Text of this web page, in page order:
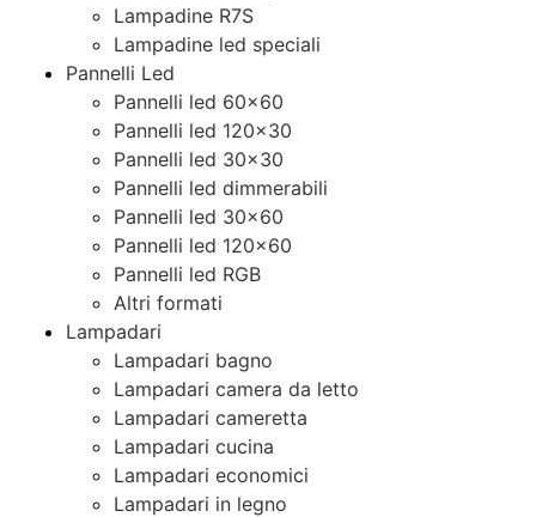
Lampadine R7S
Lampadine led speciali
Pannelli Led
Pannelli led 60×60
Pannelli led 120×30
Pannelli led 30×30
Pannelli led dimmerabili
Pannelli led 30×60
Pannelli led 120×60
Pannelli led RGB
Altri formati
Lampadari
Lampadari bagno
Lampadari camera da letto
Lampadari cameretta
Lampadari cucina
Lampadari economici
Lampadari in legno